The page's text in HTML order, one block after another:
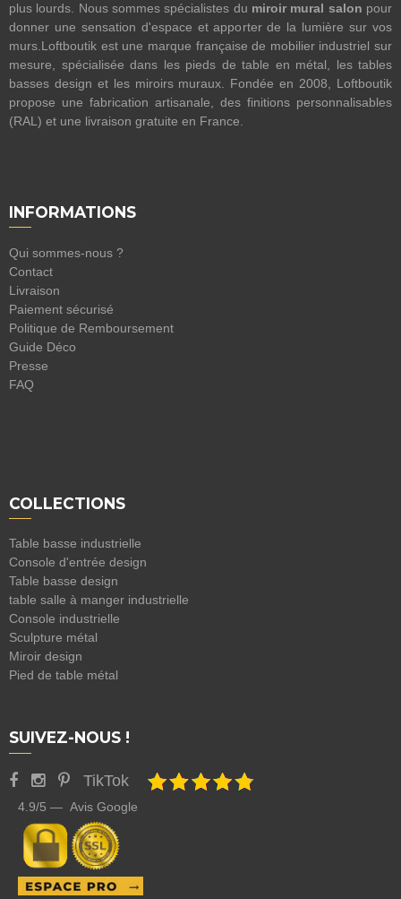
plus lourds. Nous sommes spécialistes du miroir mural salon pour
donner une sensation d'espace et apporter de la lumière sur vos
murs.Loftboutik est une marque française de mobilier industriel sur
mesure, spécialisée dans les pieds de table en métal, les tables
basses design et les miroirs muraux. Fondée en 2008, Loftboutik
propose une fabrication artisanale, des finitions personnalisables
(RAL) et une livraison gratuite en France.
INFORMATIONS
Qui sommes-nous ?
Contact
Livraison
Paiement sécurisé
Politique de Remboursement
Guide Déco
Presse
FAQ
COLLECTIONS
Table basse industrielle
Console d'entrée design
Table basse design
table salle à manger industrielle
Console industrielle
Sculpture métal
Miroir design
Pied de table métal
SUIVEZ-NOUS !
TikTok
4.9/5 — Avis Google